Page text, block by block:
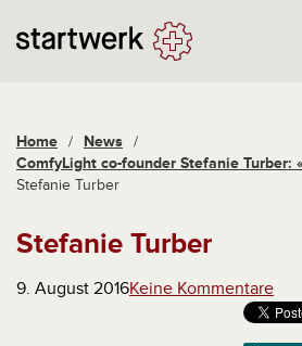
Home / News /
ComfyLight co-founder Stefanie Turber:
Stefanie Turber
Stefanie Turber
9. August 2016Keine Kommentare